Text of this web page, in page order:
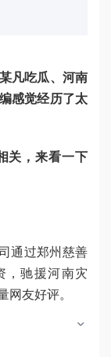
凡吃瓜、河南
感觉经历了太
关，来看一下
通过郑州慈善
，驰援河南灾
友好评。